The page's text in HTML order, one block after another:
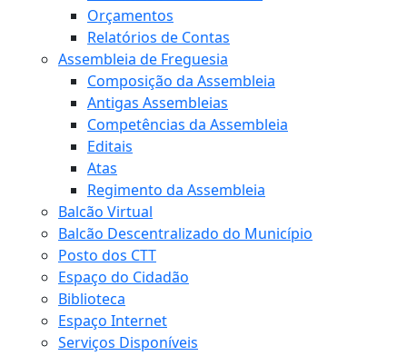
Orçamentos
Relatórios de Contas
Assembleia de Freguesia
Composição da Assembleia
Antigas Assembleias
Competências da Assembleia
Editais
Atas
Regimento da Assembleia
Balcão Virtual
Balcão Descentralizado do Município
Posto dos CTT
Espaço do Cidadão
Biblioteca
Espaço Internet
Serviços Disponíveis